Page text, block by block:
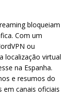
bloqueiam
Com um
ou
localização virtual
na Espanha.
e resumos do
em canais oficiais